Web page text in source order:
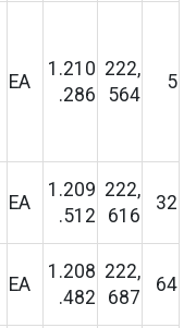
EA
1.210
.286
222,
564
5
EA
1.209
.512
222,
616
32
EA
1.208
.482
222,
687
64